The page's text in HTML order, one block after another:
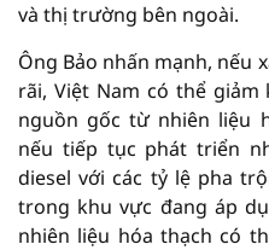
và thị trường bên ngoài.
Ông Bảo nhấn mạnh, nếu
rãi, Việt Nam có thể giảm
nguồn gốc từ nhiên liệu
nếu tiếp tục phát triển
diesel với các tỷ lệ pha
trong khu vực đang áp
nhiên liệu hóa thạch có